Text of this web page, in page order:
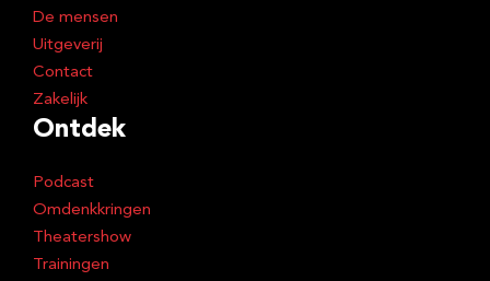
De mensen
Uitgeverij
Contact
Zakelijk
Ontdek
Podcast
Omdenkkringen
Theatershow
Trainingen